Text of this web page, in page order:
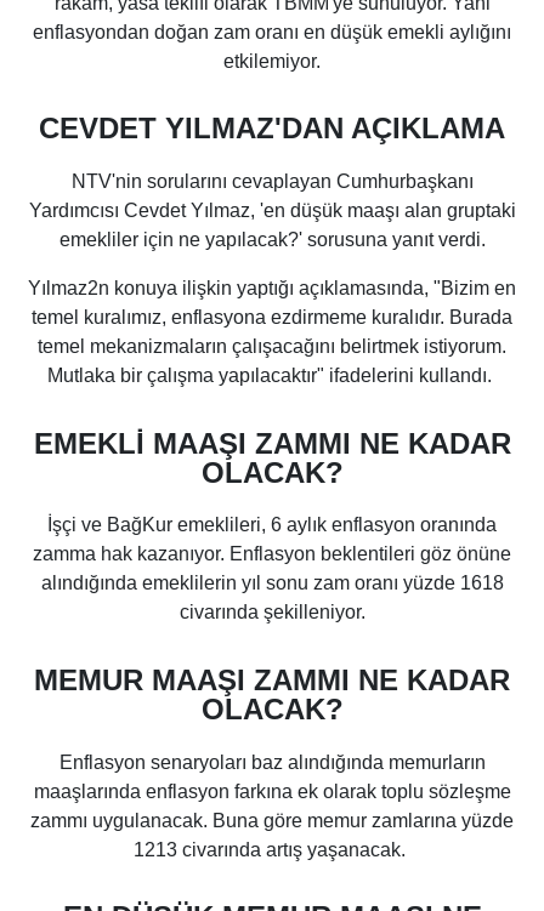
enflasyondan doğan zam oranı en düşük emekli aylığını
etkilemiyor.
CEVDET YILMAZ'DAN AÇIKLAMA
NTV'nin sorularını cevaplayan Cumhurbaşkanı
Yardımcısı Cevdet Yılmaz, 'en düşük maaşı alan gruptaki
emekliler için ne yapılacak?' sorusuna yanıt verdi.
Yılmaz2n konuya ilişkin yaptığı açıklamasında, "Bizim en
temel kuralımız, enflasyona ezdirmeme kuralıdır. Burada
temel mekanizmaların çalışacağını belirtmek istiyorum.
Mutlaka bir çalışma yapılacaktır" ifadelerini kullandı.
EMEKLİ MAAŞI ZAMMI NE KADAR
OLACAK?
İşçi ve BağKur emeklileri, 6 aylık enflasyon oranında
zamma hak kazanıyor. Enflasyon beklentileri göz önüne
alındığında emeklilerin yıl sonu zam oranı yüzde 1618
civarında şekilleniyor.
MEMUR MAAŞI ZAMMI NE KADAR
OLACAK?
Enflasyon senaryoları baz alındığında memurların
maaşlarında enflasyon farkına ek olarak toplu sözleşme
zammı uygulanacak. Buna göre memur zamlarına yüzde
1213 civarında artış yaşanacak.